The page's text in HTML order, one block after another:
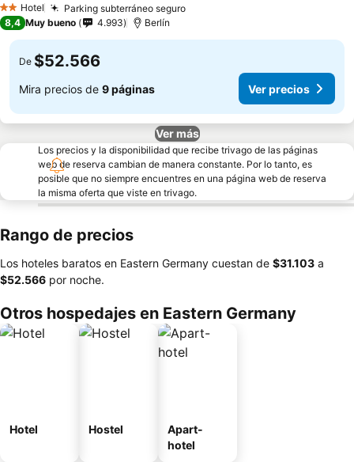
2 Estrellas
Hotel Parking subterráneo seguro
8,4 Muy bueno 4.993 Berlín
De $52.566
Mira precios de 9 páginas Ver precios
Ver más
Los precios y la disponibilidad que recibe trivago de las páginas
web de reserva cambian de manera constante. Por lo tanto, es
posible que no siempre encuentres en una página web de reserva
la misma oferta que viste en trivago.
Rango de precios
Los hoteles baratos en Eastern Germany cuestan de ‎$31.103 a
‎$52.566 por noche.
Otros hospedajes en Eastern Germany
Hotel Hostel
Apart-
hotel